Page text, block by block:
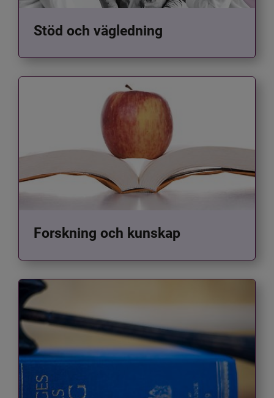
Stöd och vägledning
Forskning och kunskap